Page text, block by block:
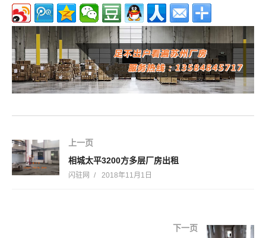
上一页
相城太平3200方多层厂房出租
闪驻网 2018年11月1日
下一页